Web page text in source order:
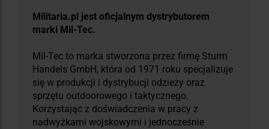
Militaria.pl jest oficjalnym dystrybutorem
marki Mil-Tec.
Mil-Tec to marka stworzona przez firmę Sturm
Handels GmbH, która od 1971 roku specjalizuje
się w produkcji i dystrybucji odzieży oraz
sprzętu outdoorowego i taktycznego.
Korzystając z doświadczenia w pracy z
nadwyżkami wojskowymi i jednocześnie